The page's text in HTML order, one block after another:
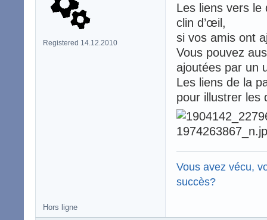
Registered 14.12.2010
Les liens vers le
clin d’œil,
si vos amis ont
Vous pouvez
ajoutées par un
Les liens de la
pour illustrer les
Vous avez vécu,
succès?
Hors ligne